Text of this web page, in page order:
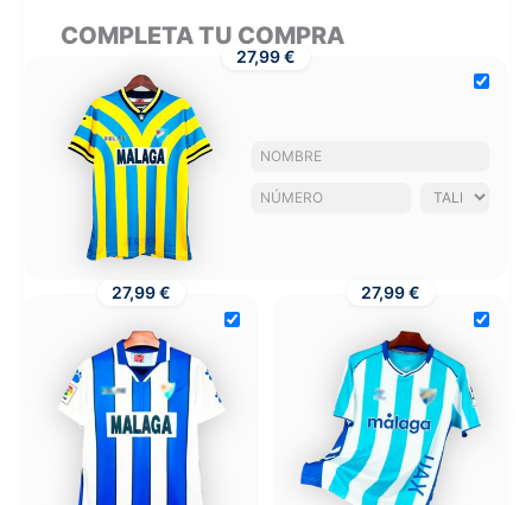
COMPLETA TU COMPRA
27,99 €
27,99 € 27,99 €